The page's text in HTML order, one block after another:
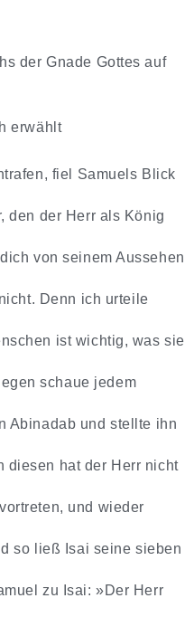
der Gnade Gottes auf
erwählt
fiel Samuels Blick
den der Herr als König
von seinem Aussehen
Denn ich urteile
ist wichtig, was sie
schaue jedem
Abinadab und stellte ihn
diesen hat der Herr nicht
und wieder
so ließ Isai seine sieben
zu Isai: »Der Herr